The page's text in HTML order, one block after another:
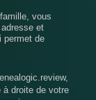
vous
et
permet de
à droite de votre